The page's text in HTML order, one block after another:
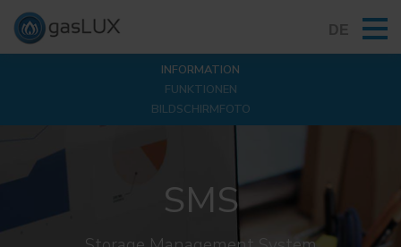
DE
INFORMATION
FUNKTIONEN
BILDSCHIRMFOTO
SMS